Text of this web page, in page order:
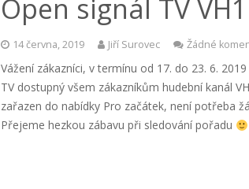
Open signál TV VH1
14 června, 2019 Jiří Surovec Žádné
Vážení zákazníci, v termínu od 17. do 23. 6.
TV dostupný všem zákazníkům hudební kanál
zařazen do nabídky Pro začátek, není potřeba
Přejeme hezkou zábavu při sledování pořadu